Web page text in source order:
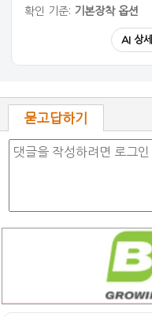
확인 기준: 기본장착 옵션
AI 상
묻고답하기